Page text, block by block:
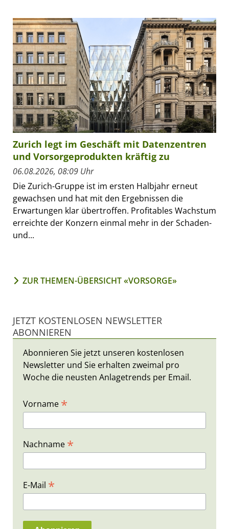
Zurich legt im Geschäft mit Datenzentren
und Vorsorgeprodukten kräftig zu
06.08.2026, 08:09 Uhr
Die Zurich-Gruppe ist im ersten Halbjahr erneut
gewachsen und hat mit den Ergebnissen die
Erwartungen klar übertroffen. Profitables Wachstum
erreichte der Konzern einmal mehr in der Schaden-
und...
ZUR THEMEN-ÜBERSICHT «VORSORGE»
JETZT KOSTENLOSEN NEWSLETTER
ABONNIEREN
Abonnieren Sie jetzt unseren kostenlosen
Newsletter und Sie erhalten zweimal pro
Woche die neusten Anlagetrends per Email.
Vorname *
Nachname *
E-Mail *